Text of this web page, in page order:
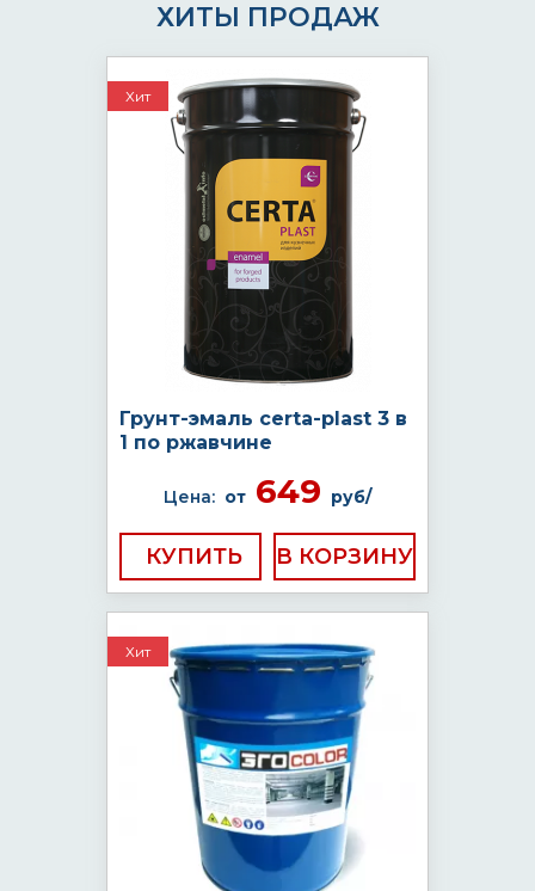
ХИТЫ ПРОДАЖ
Хит
Грунт-эмаль certa-plast 3 в
1 по ржавчине
Цена: от 649 руб/
КУПИТЬ
Хит